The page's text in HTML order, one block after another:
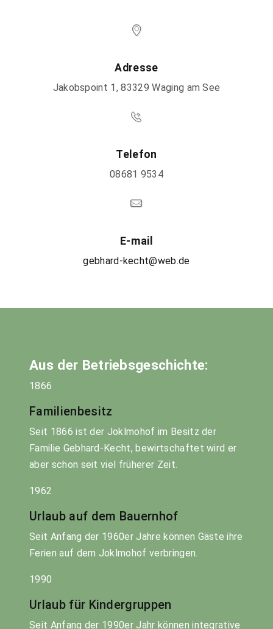
Adresse
Jakobspoint 1, 83329 Waging am See
Telefon
08681 9534
E-mail
gebhard-kecht@web.de
Aus der Betriebsgeschichte:
1866
Familienbesitz
Seit 1866 ist der Joklmohof im Besitz der
Familie Gebhard-Kecht, bewirtschaftet wird er
aber schon seit viel früherer Zeit.
1962
Urlaub auf dem Bauernhof
Seit Anfang der 1960er Jahre können Gäste ihre
Ferien auf dem Joklmohof verbringen.
1990
Urlaub für Kindergruppen
Seit Anfang der 1990er Jahr können integrative